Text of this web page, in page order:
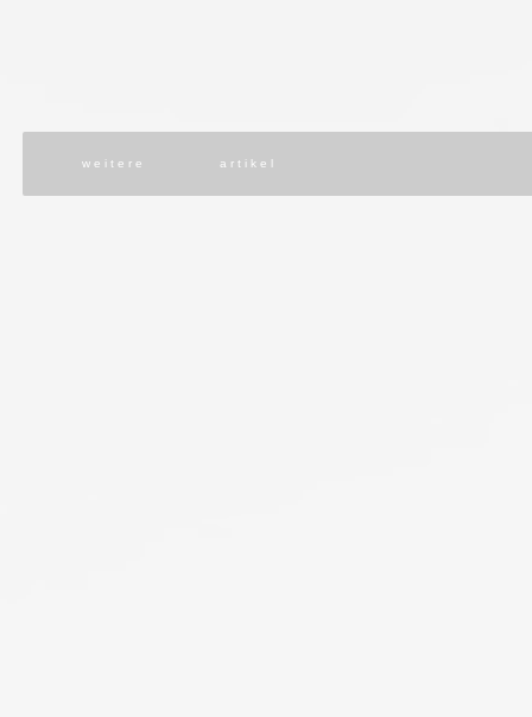
w e i t e r e a r t i k e l